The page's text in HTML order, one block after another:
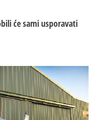
će sami usporavati